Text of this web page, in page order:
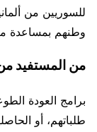
للسوريين من
وطنهم بمساعدة
من المستفيد
برامج العودة